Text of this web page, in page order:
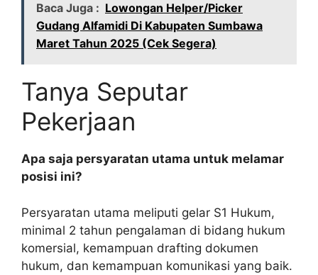
Baca Juga : Lowongan Helper/Picker
Gudang Alfamidi Di Kabupaten Sumbawa
Maret Tahun 2025 (Cek Segera)
Tanya Seputar
Pekerjaan
Apa saja persyaratan utama untuk melamar
posisi ini?
Persyaratan utama meliputi gelar S1 Hukum,
minimal 2 tahun pengalaman di bidang hukum
komersial, kemampuan drafting dokumen
hukum, dan kemampuan komunikasi yang baik.